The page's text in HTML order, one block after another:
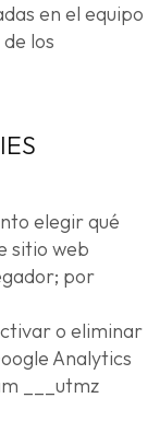
en el equipo
los
elegir qué
sitio web
por
o eliminar
Analytics
___utmz